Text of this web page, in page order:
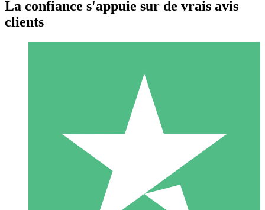
Packs de Crédits Individuels
Payez à l'utilisation avec des crédits de téléchargement. Sans
1 Téléchargement
10 00
La confiance s'appuie sur de vrais avis
clients